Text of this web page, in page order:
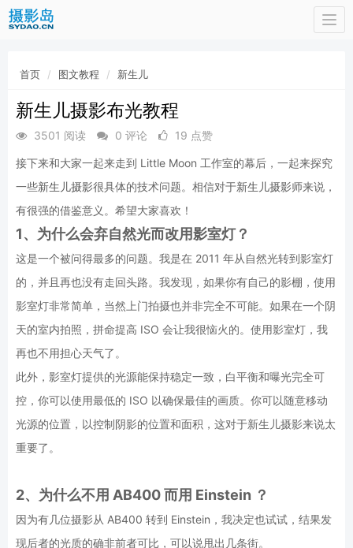
首页 图文教程 新生儿
新生儿摄影布光教程
3501 阅读 0 评论 19 点赞
接下来和大家一起来走到 Little Moon 工作室的幕后，一起来探究
一些新生儿摄影很具体的技术问题。相信对于新生儿摄影师来说，
有很强的借鉴意义。希望大家喜欢！
1、为什么会弃自然光而改用影室灯？
这是一个被问得最多的问题。我是在 2011 年从自然光转到影室灯
的，并且再也没有走回头路。我发现，如果你有自己的影棚，使用
影室灯非常简单，当然上门拍摄也并非完全不可能。如果在一个阴
天的室内拍照，拼命提高 ISO 会让我很恼火的。使用影室灯，我
再也不用担心天气了。
此外，影室灯提供的光源能保持稳定一致，白平衡和曝光完全可
控，你可以使用最低的 ISO 以确保最佳的画质。你可以随意移动
光源的位置，以控制阴影的位置和面积，这对于新生儿摄影来说太
重要了。
2、为什么不用 AB400 而用 Einstein ？
因为有几位摄影从 AB400 转到 Einstein，我决定也试试，结果发
现后者的光质的确非前者可比，可以说甩出几条街。